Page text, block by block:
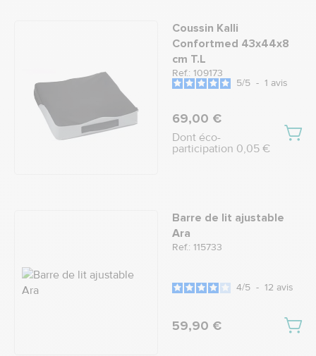
Coussin Kalli
Confortmed 43x44x8
cm T.L
Ref.: 109173
5/5 - 1 avis
69,00 €
Dont éco-
participation 0,05 €
Barre de lit ajustable
Ara
Ref.: 115733
4/5 - 12 avis
59,90 €